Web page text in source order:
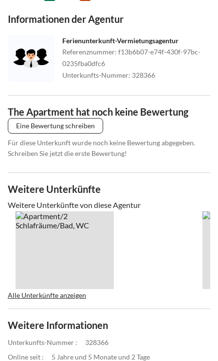
Informationen der Agentur
Ferienunterkunft-Vermietungsagentur
Referenznummer: f13b6b07-e74f-430f-97bc-
0235fba0dfc6
Unterkunfts-Nummer: 328366
The Apartment hat noch keine Bewertung
Eine Bewertung schreiben
Für diese Unterkunft wurde noch keine Bewertung abgegeben.
Schreiben Sie jetzt die erste Bewertung!
Weitere Unterkünfte
Weitere Unterkünfte von diese Agentur
Alle Unterkünfte anzeigen
Weitere Informationen
Unterkunfts-Nummer :
328366
Online seit :
5 Jahre und 5 Monate und 2 Tage